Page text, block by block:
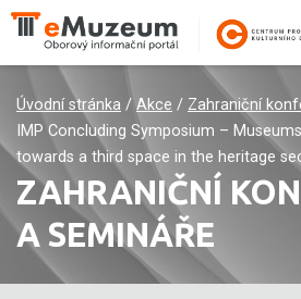
Úvodní stránka / Akce / Zahraniční
IMP Concluding Symposium –
towards a third space in the heritage
ZAHRANIČNÍ
A SEMINÁŘE